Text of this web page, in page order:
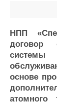
Компании
Репутация
Работа
Крюинг
Журнал
Реклама
НПП
договор
основе
атомного